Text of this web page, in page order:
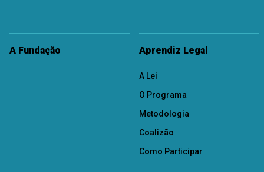
A Fundação Aprendiz Legal
A Lei
O Programa
Metodologia
Coalizão
Como Participar